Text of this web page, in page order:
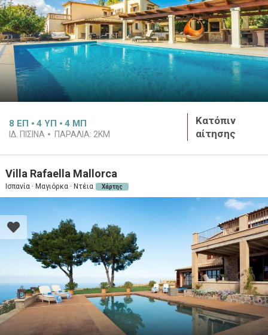
8 ΕΠ 4 ΥΠ 4 ΜΠ
ΙΔ. ΠΙΣΊΝΑ ΠΑΡΑΛΊΑ: 2KM
Κατόπιν
αίτησης
Villa Rafaella Mallorca
Ισπανία · Μαγιόρκα · Ντέια Χάρτης